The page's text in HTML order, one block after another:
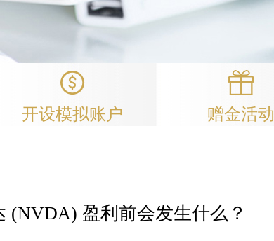
开设模拟账户 赠金活动
(NVDA) 盈利前会发生什么？